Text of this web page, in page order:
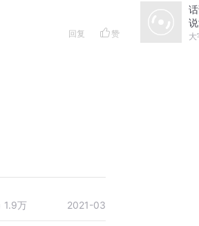
回复 赞
1.9万 2021-03